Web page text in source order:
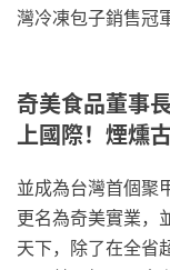
灣冷凍包子銷售冠
奇美食品董事
上國際！煙燻
並成為台灣首個聚
更名為奇美實業，
天下，除了在全省